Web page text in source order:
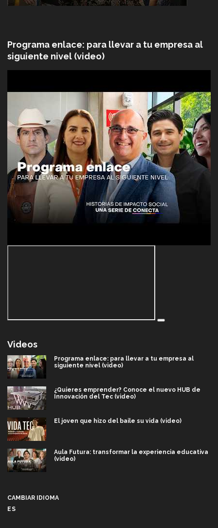
Programa enlace: para llevar a tu empresa al
siguiente nivel (video)
Videos
Programa enlace: para llevar a tu empresa al
siguiente nivel (video)
¿Quieres emprender? Conoce el nuevo HUB de
Innovación del Tec (video)
El joven que hizo del baile su vida (video)
Aula Futura: transformar la experiencia educativa
(video)
CAMBIAR IDIOMA
ES